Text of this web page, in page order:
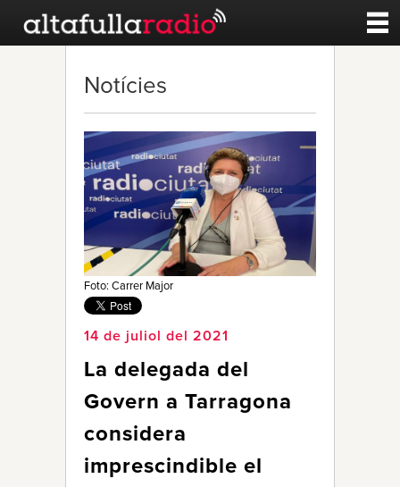
Esports
Noticies
Qui Som
Notícies
Foto: Carrer Major
14 de juliol del 2021
La delegada del
Govern a Tarragona
considera
imprescindible el